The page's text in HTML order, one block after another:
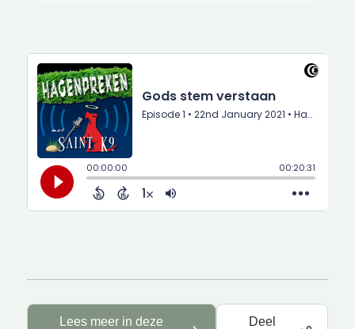
Lees meer in deze
Deel